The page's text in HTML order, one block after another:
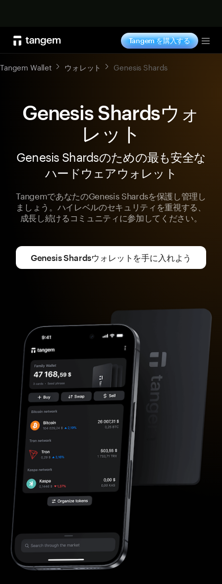
Tangem を購入する
Tangem Wallet ウォレット Genesis Shards
Genesis Shardsウォ
レット
Genesis Shardsのための最も安全な
ハードウェアウォレット
TangemであなたのGenesis Shardsを保護し管理し
ましょう。ハイレベルのセキュリティを重視する、
成長し続けるコミュニティに参加してください。
Genesis Shardsウォレットを手に入れよう